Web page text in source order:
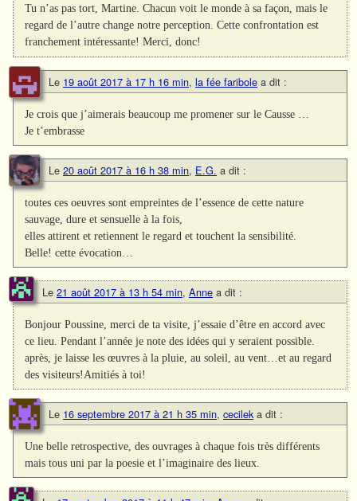
Tu n’as pas tort, Martine. Chacun voit le monde à sa façon, mais le
regard de l’autre change notre perception. Cette confrontation est
franchement intéressante! Merci, donc!
Le 19 août 2017 à 17 h 16 min, la fée faribole a dit :
Je crois que j’aimerais beaucoup me promener sur le Causse …
Je t’embrasse
Le 20 août 2017 à 16 h 38 min, E.G. a dit :
toutes ces oeuvres sont empreintes de l’essence de cette nature
sauvage, dure et sensuelle à la fois,
elles attirent et retiennent le regard et touchent la sensibilité.
Belle! cette évocation…
Le 21 août 2017 à 13 h 54 min, Anne a dit :
Bonjour Poussine, merci de ta visite, j’essaie d’être en accord avec
ce lieu. Pendant l’année je note des idées qui y seraient possible.
après, je laisse les œuvres à la pluie, au soleil, au vent…et au regard
des visiteurs!Amitiés à toi!
Le 16 septembre 2017 à 21 h 35 min, cecilek a dit :
Une belle retrospective, des ouvrages à chaque fois très différents
mais tous uni par la poesie et l’imaginaire des lieux.